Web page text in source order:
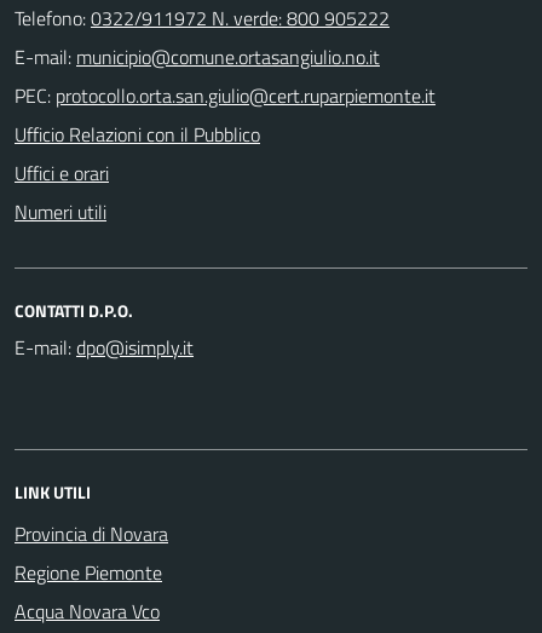
Telefono:0322/911972 N. verde: 800 905222
E-mail:
PEC:
Ufficio Relazioni con il Pubblico
Uffici e orari
Numeri utili
CONTATTI D.P.O.
E-mail:
LINK UTILI
Provincia di Novara
Regione Piemonte
Acqua Novara Vco